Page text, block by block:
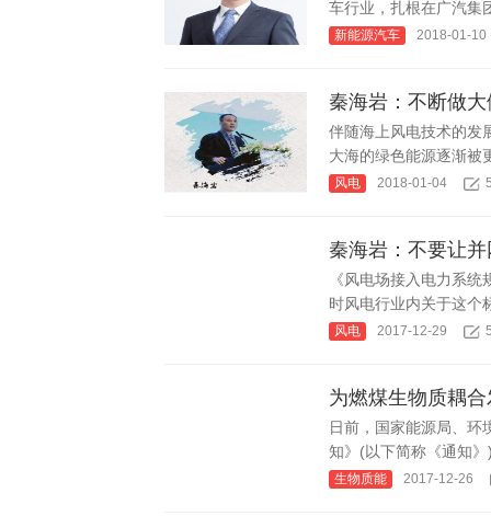
车行业，扎根在广汽集
新能源汽车 2018-01-10
秦海岩：不断做
伴随海上风电技术的发
大海的绿色能源逐渐被
风电 2018-01-04
秦海岩：不要让
《风电场接入电力系
时风电行业内关于这个
风电 2017-12-29
为燃煤生物质耦合
日前，国家能源局、环
知》(以下简称《通知
生物质能 2017-12-26